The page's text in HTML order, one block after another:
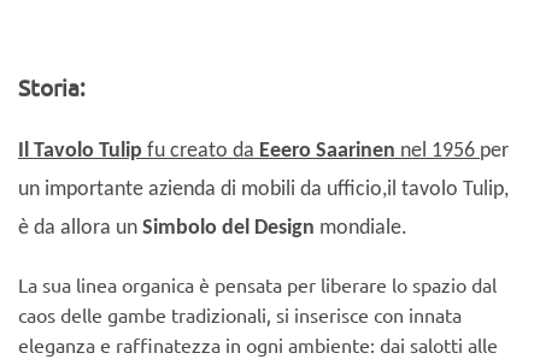
Storia:
Il Tavolo Tulip fu creato da Eeero Saarinen nel 1956 per
un importante azienda di mobili da ufficio,i l tavolo Tulip,
è da allora un Simbolo del Design mondiale.
La sua linea organica è pensata per liberare lo spazio dal
caos delle gambe tradizionali, si inserisce con innata
eleganza e raffinatezza in ogni ambiente: dai salotti alle